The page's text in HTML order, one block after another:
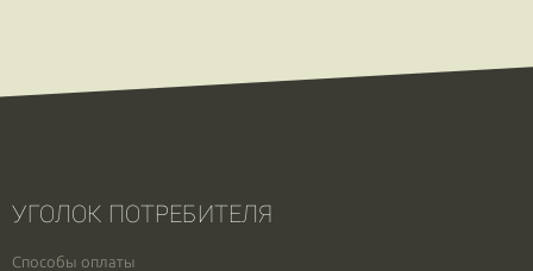
УГОЛОК ПОТРЕБИТЕЛЯ
Способы оплаты